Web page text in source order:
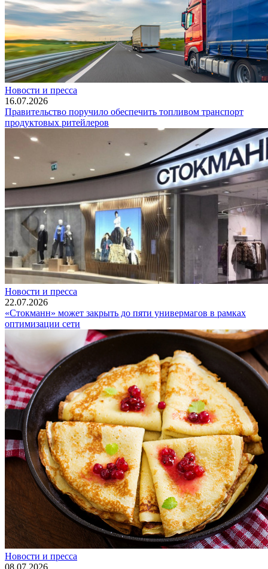
Новости и пресса
16.07.2026
Правительство поручило обеспечить топливом транспорт
продуктовых ритейлеров
Новости и пресса
22.07.2026
«Стокманн» может закрыть до пяти универмагов в рамках
оптимизации сети
Новости и пресса
08.07.2026